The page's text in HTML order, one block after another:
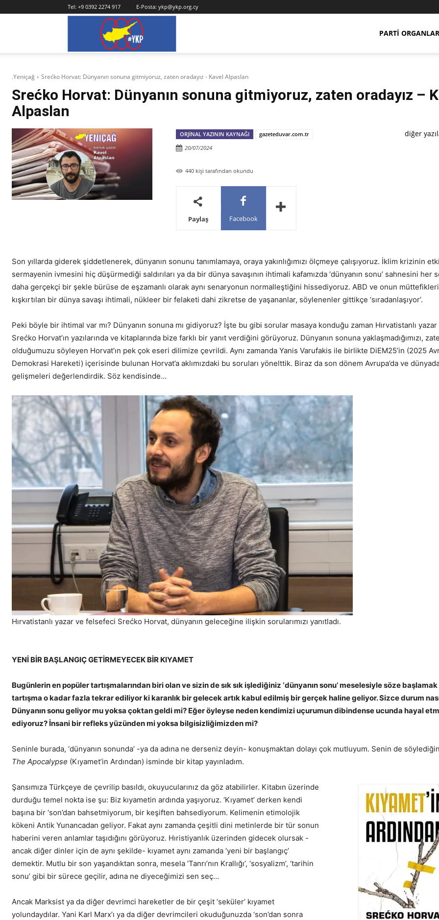
Tel: +9 0392 2274 917 E-Posta: ykp@ykp.org.cy
PARTI
.Yeniçağ Srećko Horvat: Dünyanın sonuna gitmiyoruz, zaten oradayız - Kavel Alpaslan
Srećko Horvat: Dünyanın sonuna gitmiyoruz, zaten oradayız –
Alpaslan
ORJINAL YAZININ KAYNAĞI
gazeteduvar.com.tr
20/07/2024
440kişi tarafından okundu
Paylaş Facebook
diğer
Son yıllarda giderek şiddetlenerek, dünyanın sonunu tanımlamaya, oraya yakınlığımızı ölçmeye çalışıyoruz. İklim krizinin
sermayenin ivmesini hiç düşürmediği saldırıları ya da bir dünya savaşının ihtimali kafamızda ‘dünyanın sonu’ sahnesini her
daha gerçekçi bir şekle bürüse de eşzamanlı olarak aynı senaryonun normalleştiğini hissediyoruz. ABD ve onun
kışkırtılan bir dünya savaşı ihtimali, nükleer bir felaketi dahi zikretse de yaşananlar, söylenenler gittikçe ‘sıradanlaşıyor’.
Peki böyle bir ihtimal var mı? Dünyanın sonuna mı gidiyoruz? İşte bu gibi sorular masaya konduğu zaman Hırvatistanlı
Srećko Horvat’ın yazılarında ve kitaplarında bize farklı bir yanıt verdiğini görüyoruz. Dünyanın sonuna yaklaşmadığımızı,
olduğumuzu söyleyen Horvat’ın pek çok eseri dilimize çevrildi. Aynı zamanda Yanis Varufakis ile birlikte DiEM25’in (2025
Demokrasi Hareketi) içerisinde bulunan Horvat’a aklımızdaki bu soruları yönelttik. Biraz da son dönem Avrupa’da ve
gelişmeleri değerlendirdik. Söz kendisinde…
Hırvatistanlı yazar ve felsefeci Srećko Horvat, dünyanın geleceğine ilişkin sorularımızı yanıtladı.
YENİ BİR BAŞLANGIÇ GETİRMEYECEK BİR KIYAMET
Bugünlerin en popüler tartışmalarından biri olan ve sizin de sık sık işlediğiniz ‘dünyanın sonu’ meselesiyle söze
tartışma o kadar fazla tekrar ediliyor ki karanlık bir gelecek artık kabul edilmiş bir gerçek haline geliyor. Sizce durum
Dünyanın sonu geliyor mu yoksa çoktan geldi mi? Eğer öyleyse neden kendimizi uçurumun dibindense ucunda hayal
ediyoruz? İnsani bir refleks yüzünden mi yoksa bilgisizliğimizden mi?
Seninle burada, ‘dünyanın sonunda’ -ya da adına ne derseniz deyin- konuşmaktan dolayı çok mutluyum. Senin de
The Apocalypse (Kıyamet’in Ardından) isminde bir kitap yayınladım.
Şansımıza Türkçeye de çevrilip basıldı, okuyucularınız da göz atabilirler. Kitabın üzerinde
durduğu temel nokta ise şu: Biz kıyametin ardında yaşıyoruz. ‘Kıyamet’ derken kendi
başına bir ‘son’dan bahsetmiyorum, bir keşiften bahsediyorum. Kelimenin etimolojik
kökeni Antik Yunancadan geliyor. Fakat aynı zamanda çeşitli dini metinlerde bir tür sonun
haberini veren anlamlar taşıdığını görüyoruz. Hıristiyanlık üzerinden gidecek olursak -
ancak diğer dinler için de aynı şekilde- kıyamet aynı zamanda ‘yeni bir başlangıç’
demektir. Mutlu bir son yaşandıktan sonra, mesela ‘Tanrı’nın Krallığı’, ‘sosyalizm’, ‘tarihin
sonu’ gibi bir sürece geçilir, adına ne diyeceğimizi sen seç…
Ancak Marksist ya da diğer devrimci hareketler de bir çeşit ‘seküler’ kıyamet
yolundaydılar. Yani Karl Marx’ı ya da diğer devrimcileri okuduğunuzda ‘son’dan sonra